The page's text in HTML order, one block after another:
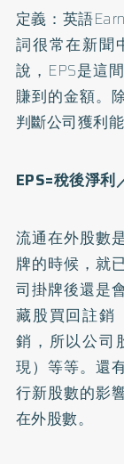
定義：英語
詞很常在新聞
說，EPS是這
賺到的金額。
判斷公司獲利
EPS=稅後淨利
流通在外股數
牌的時候，就
司掛牌後還是
藏股買回註銷
銷，所以公司
現）等等。還
行新股數的影
在外股數。